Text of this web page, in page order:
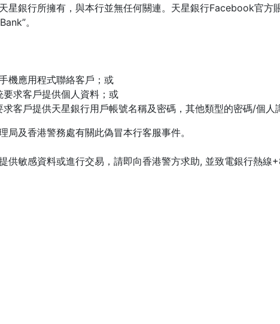
星銀行所擁有，與本行並無任何關連。天星銀行Facebook
。
機應用程式聯絡客戶；或
要求客戶提供個人資料；或
客戶提供天星銀行用戶帳號名稱及密碼，其他類型的密碼/個人
局及香港警務處有關此偽冒本行客服事件。
供敏感資料或進行交易，請即向香港警方求助, 並致電銀行熱線